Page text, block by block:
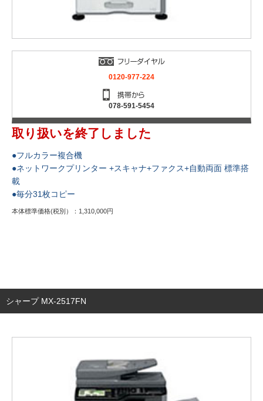
0120-977-224
078-591-5454
取り扱いを終了しました
●フルカラー複合機
●ネットワークプリンター +スキャナ+ファクス+自動両面 標準搭
載
●毎分31枚コピー
本体標準価格(税別）：1,310,000円
シャープ MX-2517FN